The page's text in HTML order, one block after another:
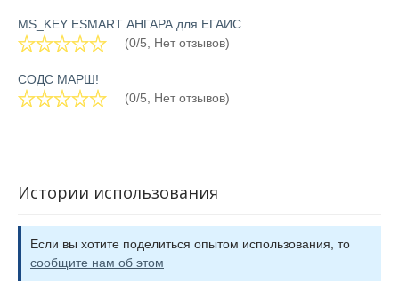
MS_KEY ESMART АНГАРА для ЕГАИС
(0/5, Нет отзывов)
СОДС МАРШ!
(0/5, Нет отзывов)
Истории использования
Если вы хотите поделиться опытом использования, то
сообщите нам об этом